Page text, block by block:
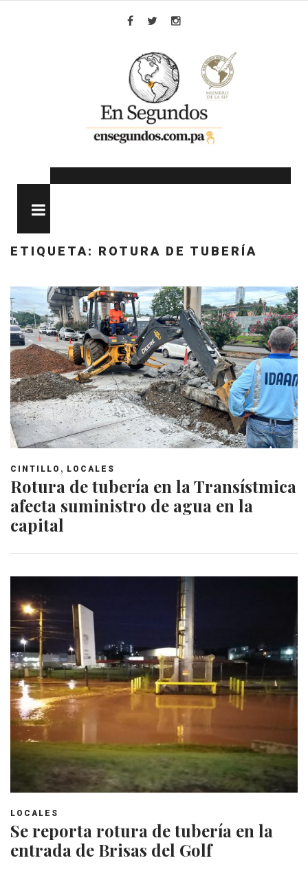
ETIQUETA: ROTURA DE TUBERÍA
CINTILLO , LOCALES
Rotura de tubería en la Transístmica
afecta suministro de agua en la
capital
LOCALES
Se reporta rotura de tubería en la
entrada de Brisas del Golf